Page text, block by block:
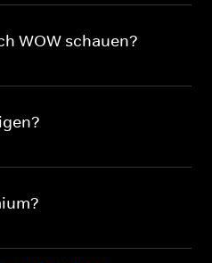
WOW schauen?